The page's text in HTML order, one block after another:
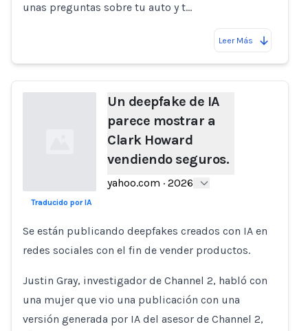
unas preguntas sobre tu auto y t…
Leer Más
Un deepfake de IA
parece mostrar a
Clark Howard
vendiendo seguros.
yahoo.com · 2026
Traducido por IA
Se están publicando deepfakes creados con IA en
redes sociales con el fin de vender productos.
Justin Gray, investigador de Channel 2, habló con
una mujer que vio una publicación con una
versión generada por IA del asesor de Channel 2,